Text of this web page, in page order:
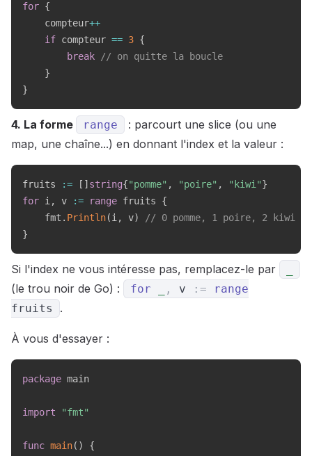
for {
    compteur
++
if compteur == 3 {
break
// on quitte la boucle
}
}
4. La forme range
: parcourt une slice (ou une
map, une chaîne...) en donnant l'index et la valeur :
fruits := [ ] string{"pomme" , "poire" , "kiwi"}
for i , v := range fruits {
    fmt
. Println(i , v)
// 0 pomme, 1 poire, 2 kiwi
}
Si l'index ne vous intéresse pas, remplacez-le par
(le trou noir de Go) : for , v :=
range
fruits
.
À vous d'essayer :
package main
import "fmt"
func main( )
{